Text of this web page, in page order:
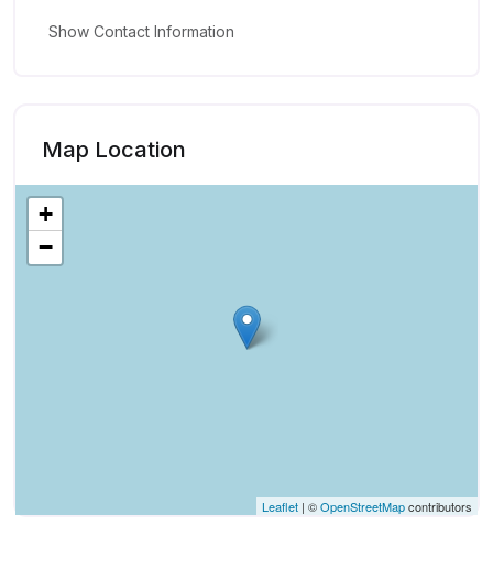
Show Contact Information
Map Location
+
−
Leaflet | ©OpenStreetMapcontributors